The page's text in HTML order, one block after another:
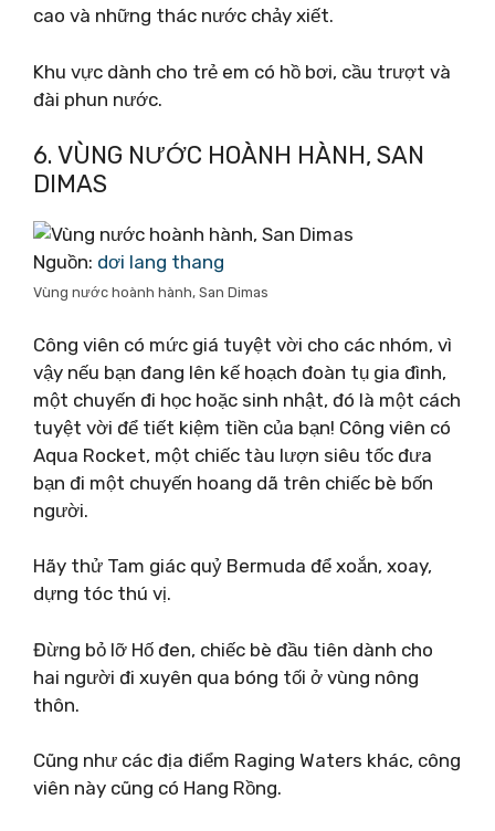
cao và những thác nước chảy xiết.
Khu vực dành cho trẻ em có hồ bơi, cầu trượt và
đài phun nước.
6. VÙNG NƯỚC HOÀNH HÀNH, SAN
DIMAS
Nguồn: dơi lang thang
Vùng nước hoành hành, San Dimas
Công viên có mức giá tuyệt vời cho các nhóm, vì
vậy nếu bạn đang lên kế hoạch đoàn tụ gia đình,
một chuyến đi học hoặc sinh nhật, đó là một cách
tuyệt vời để tiết kiệm tiền của bạn! Công viên có
Aqua Rocket, một chiếc tàu lượn siêu tốc đưa
bạn đi một chuyến hoang dã trên chiếc bè bốn
người.
Hãy thử Tam giác quỷ Bermuda để xoắn, xoay,
dựng tóc thú vị.
Đừng bỏ lỡ Hố đen, chiếc bè đầu tiên dành cho
hai người đi xuyên qua bóng tối ở vùng nông
thôn.
Cũng như các địa điểm Raging Waters khác, công
viên này cũng có Hang Rồng.